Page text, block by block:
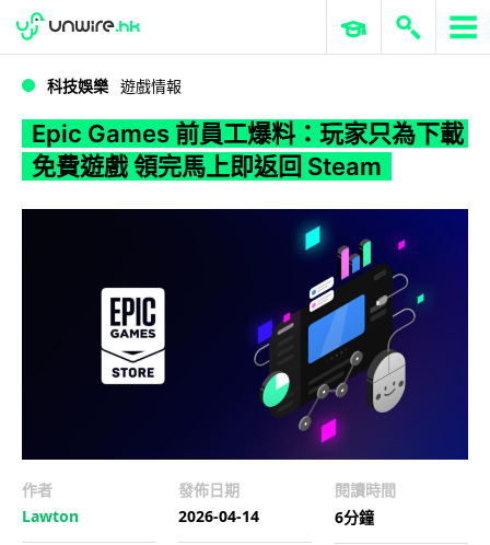
WWDC 2026 ERP 與商業 AI
科技娛樂 遊戲情報
Epic Games 前員工爆料：玩家只為下載
免費遊戲 領完馬上即返回 Steam
作者
Lawton
發佈日期
2026-04-14
閱讀時間
6分鐘